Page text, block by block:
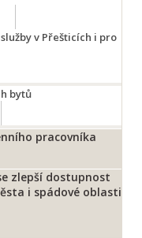
v Přešticích i pro
bytů
pracovníka
zlepší dostupnost
i spádové oblasti